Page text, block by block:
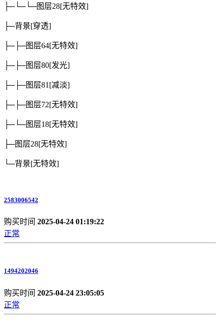
├─└─└─图层28[无特效]
├─背景[穿透]
├─├─图层64[无特效]
├─├─图层80[发光]
├─├─图层81 [减淡]
├─├─图层72[无特效]
├─└─图层18[无特效]
├─图层28[无特效]
└─背景[无特效]
2583006542
购买时间 2025-04-24 01:19:22
正常
1494202046
购买时间 2025-04-24 23:05:05
正常